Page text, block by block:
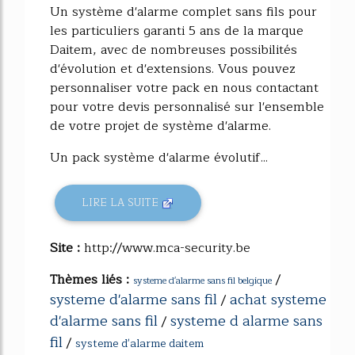
Un système d'alarme complet sans fils pour
les particuliers garanti 5 ans de la marque
Daitem, avec de nombreuses possibilités
d'évolution et d'extensions. Vous pouvez
personnaliser votre pack en nous contactant
pour votre devis personnalisé sur l'ensemble
de votre projet de système d'alarme.
Un pack système d'alarme évolutif...
LIRE LA SUITE
Site :http://www.mca-security.be
Thèmes liés : systeme d'alarme sans fil belgique /
systeme d'alarme sans fil/achat systeme
d'alarme sans fil/systeme d alarme sans
fil/ systeme d'alarme daitem